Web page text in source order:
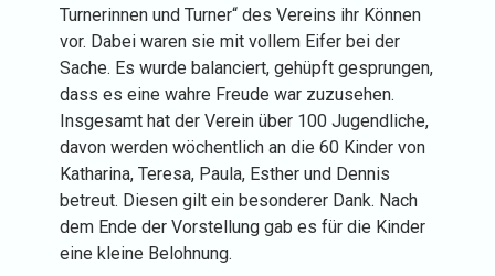
Turnerinnen und Turner“ des Vereins ihr Können
vor. Dabei waren sie mit vollem Eifer bei der
Sache. Es wurde balanciert, gehüpft gesprungen,
dass es eine wahre Freude war zuzusehen.
Insgesamt hat der Verein über 100 Jugendliche,
davon werden wöchentlich an die 60 Kinder von
Katharina, Teresa, Paula, Esther und Dennis
betreut. Diesen gilt ein besonderer Dank. Nach
dem Ende der Vorstellung gab es für die Kinder
eine kleine Belohnung.